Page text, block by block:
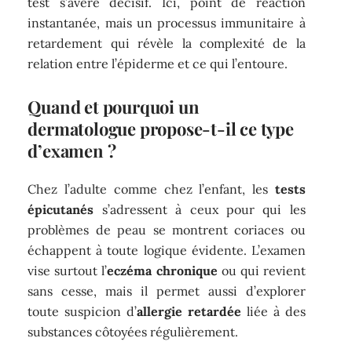
instantanée, mais un processus immunitaire à
retardement qui révèle la complexité de la
relation entre l’épiderme et ce qui l’entoure.
Quand et pourquoi un
dermatologue propose-t-il ce type
d’examen ?
Chez l’adulte comme chez l’enfant, les tests
épicutanés s’adressent à ceux pour qui les
problèmes de peau se montrent coriaces ou
échappent à toute logique évidente. L’examen
vise surtout l’eczéma chronique ou qui revient
sans cesse, mais il permet aussi d’explorer
toute suspicion d’allergie retardée liée à des
substances côtoyées régulièrement.